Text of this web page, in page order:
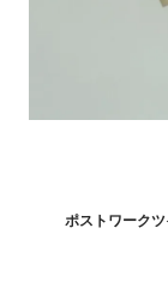
ポストワーク